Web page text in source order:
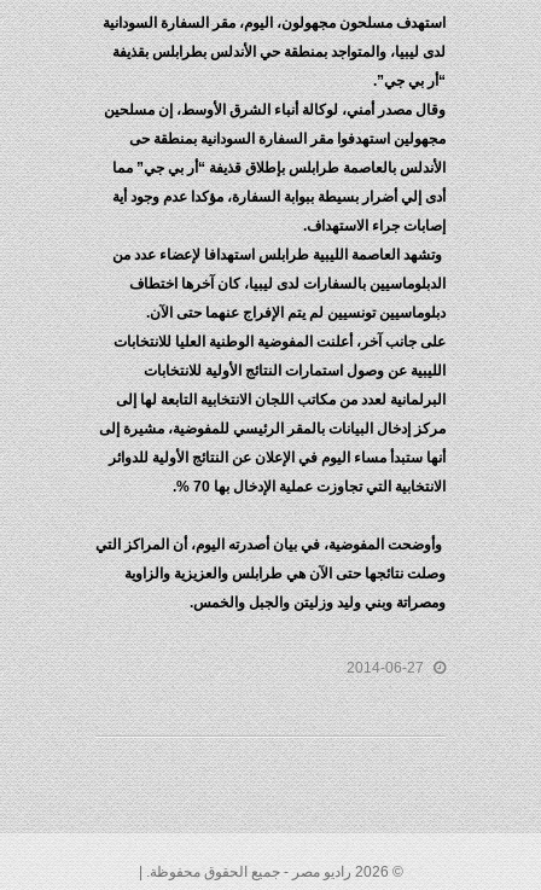
استهدف مسلحون مجهولون، اليوم، مقر السفارة السودانية
لدى ليبيا، والمتواجد بمنطقة حي الأندلس بطرابلس بقذيفة
“أر بي جي”.
وقال مصدر أمني، لوكالة أنباء الشرق الأوسط، إن مسلحين
مجهولين استهدفوا مقر السفارة السودانية بمنطقة حى
الأندلس بالعاصمة طرابلس بإطلاق قذيفة “أر بي جي” مما
أدى إلي أضرار بسيطة ببوابة السفارة، مؤكدا عدم وجود أية
إصابات جراء الاستهداف.
وتشهد العاصمة الليبية طرابلس استهدافا لإعضاء عدد من
الدبلوماسيين بالسفارات لدى ليبيا، كان آخرها اختطاف
دبلوماسيين تونسيين لم يتم الإفراج عنهما حتى الآن.
على جانب آخر، أعلنت المفوضية الوطنية العليا للانتخابات
الليبية عن وصول استمارات النتائج الأولية للانتخابات
البرلمانية لعدد من مكاتب اللجان الانتخابية التابعة لها إلى
مركز إدخال البيانات بالمقر الرئيسي للمفوضية، مشيرة إلى
أنها ستبدأ مساء اليوم في الإعلان عن النتائج الأولية للدوائر
الانتخابية التي تجاوزت عملية الإدخال بها 70 %.
وأوضحت المفوضية، في بيان أصدرته اليوم، أن المراكز التي
وصلت نتائجها حتى الآن هي طرابلس والعزيزية والزاوية
ومصراتة وبني وليد وزليتن والجبل والخمس.
2014-06-27
© 2026 راديو مصر - جميع الحقوق محفوظة. |